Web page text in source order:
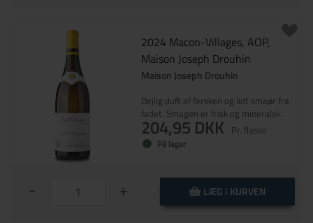
2024 Macon-Villages, AOP,
Maison Joseph Drouhin
Maison Joseph Drouhin
Dejlig duft af fersken og lidt smaør fra
fadet. Smagen er frisk og mineralsk.
204,95 DKK Pr. flaske
På lager
- + LÆG I KURVEN